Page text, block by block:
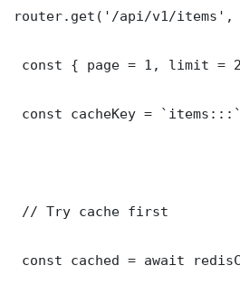
router.get('/api/v1/items',
const { page = 1, limit =
const cacheKey =
// Try cache first
const cached = await